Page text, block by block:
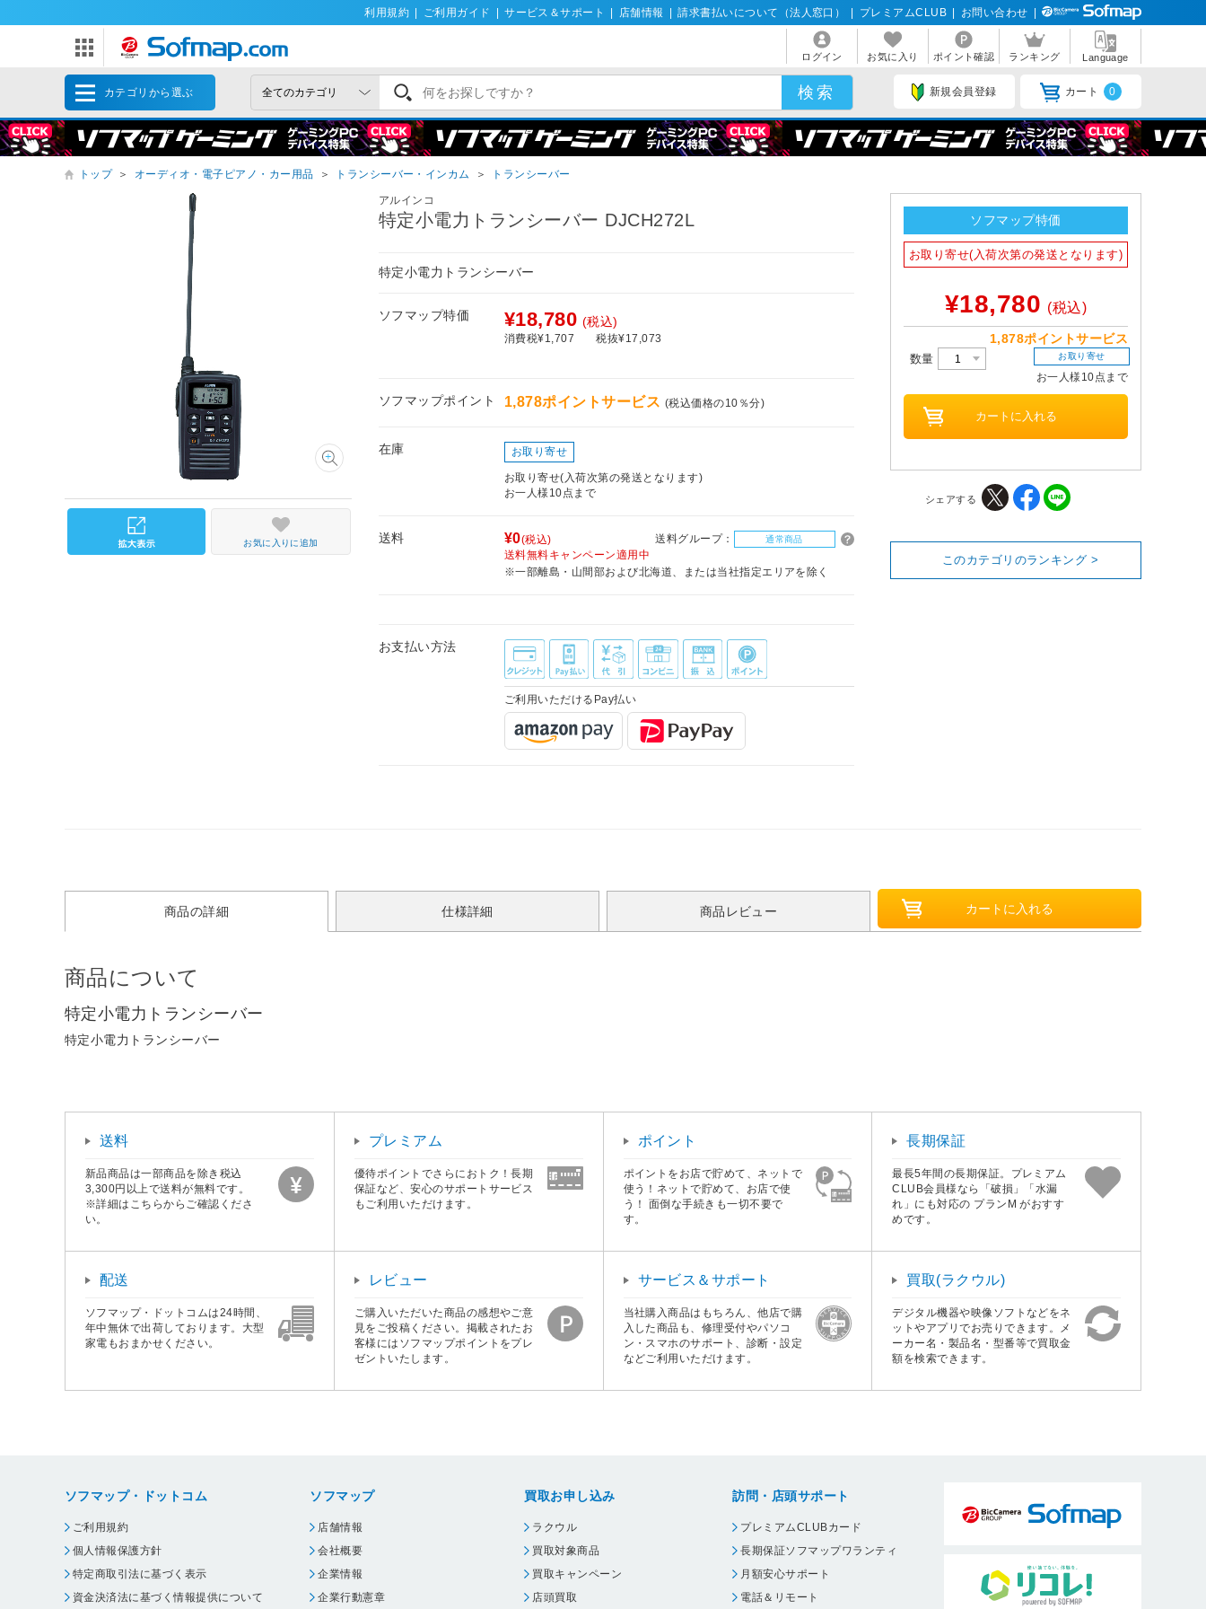
利用規約 ご利用ガイド サービス＆サポート 店舗情報 請求書払いについて（法人窓口） プレミアムCLUB お問い合わせ
ログイン お気に入り ポイント確認 ランキング Language
カテゴリから選ぶ 新規会員登録 カート 0
トップ ＞ オーディオ・電子ピアノ・カー用品 ＞ トランシーバー・インカム ＞ トランシーバー
アルインコ
特定小電力トランシーバー DJCH272L
特定小電力トランシーバー
ソフマップ特価 ¥18,780 (税込)
消費税¥1,707 税抜¥17,073
ソフマップポイント 1,878ポイントサービス (税込価格の10％分)
在庫 お取り寄せ
お取り寄せ(入荷次第の発送となります)
お一人様10点まで
送料 ¥0(税込) 送料グループ： 通常商品
送料無料キャンペーン適用中
※一部離島・山間部および北海道、または当社指定エリアを除く
お支払い方法
ご利用いただけるPay払い
お気に入りに追加
ソフマップ特価
お取り寄せ(入荷次第の発送となります)
¥18,780 (税込)
1,878ポイントサービス
数量 お取り寄せ
お一人様10点まで
シェアする
このカテゴリのランキング >
商品の詳細 仕様詳細 商品レビュー
商品について
特定小電力トランシーバー
特定小電力トランシーバー
送料
新品商品は一部商品を除き税込
3,300円以上で送料が無料です。
※詳細はこちらからご確認くださ
い。
プレミアム
優待ポイントでさらにおトク！長期
保証など、安心のサポートサービス
もご利用いただけます。
ポイント
ポイントをお店で貯めて、ネットで
使う！ネットで貯めて、お店で使
う！ 面倒な手続きも一切不要で
す。
長期保証
最長5年間の長期保証。プレミアム
CLUB会員様なら「破損」「水漏
れ」にも対応の プランM がおすす
めです。
配送
ソフマップ・ドットコムは24時間、
年中無休で出荷しております。大型
家電もおまかせください。
レビュー
ご購入いただいた商品の感想やご意
見をご投稿ください。掲載されたお
客様にはソフマップポイントをプレ
ゼントいたします。
サービス＆サポート
当社購入商品はもちろん、他店で購
入した商品も、修理受付やパソコ
ン・スマホのサポート、診断・設定
などご利用いただけます。
買取(ラクウル)
デジタル機器や映像ソフトなどをネ
ットやアプリでお売りできます。メ
ーカー名・製品名・型番等で買取金
額を検索できます。
ソフマップ・ドットコム
ご利用規約
個人情報保護方針
特定商取引法に基づく表示
資金決済法に基づく情報提供について
ソフマップ
店舗情報
会社概要
企業情報
企業行動憲章
買取お申し込み
ラクウル
買取対象商品
買取キャンペーン
店頭買取
訪問・店頭サポート
プレミアムCLUBカード
長期保証ソフマップワランティ
月額安心サポート
電話＆リモート